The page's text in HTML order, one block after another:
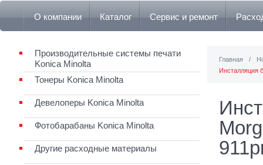
О компании Каталог Сервис и ремонт
Главная /
Инсталляция
Производительные системы печати
Konica Minolta
Тонеры Konica Minolta
Девелоперы Konica Minolta
Фотобарабаны Konica Minolta
Другие расходные материалы